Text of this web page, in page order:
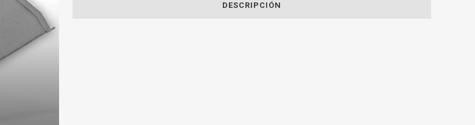
DESCRIPCIÓN